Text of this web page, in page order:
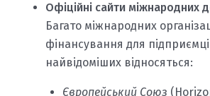
Офіційні сайти міжнародних
Багато міжнародних
фінансування для
найвідоміших відносяться:
Європейський Союз